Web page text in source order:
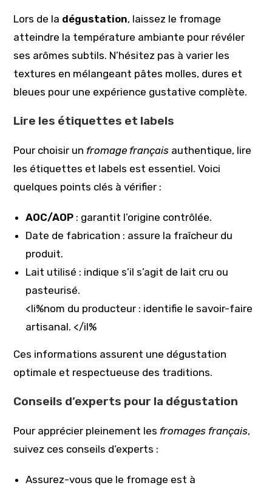
Lors de la dégustation, laissez le fromage
atteindre la température ambiante pour révéler
ses arômes subtils. N’hésitez pas à varier les
textures en mélangeant pâtes molles, dures et
bleues pour une expérience gustative complète.
Lire les étiquettes et labels
Pour choisir un fromage français authentique, lire
les étiquettes et labels est essentiel. Voici
quelques points clés à vérifier :
AOC/AOP : garantit l’origine contrôlée.
Date de fabrication : assure la fraîcheur du
produit.
Lait utilisé : indique s’il s’agit de lait cru ou
pasteurisé.
<li%nom du producteur : identifie le savoir-faire
artisanal. </il%
Ces informations assurent une dégustation
optimale et respectueuse des traditions.
Conseils d’experts pour la dégustation
Pour apprécier pleinement les fromages français,
suivez ces conseils d’experts :
Assurez-vous que le fromage est à